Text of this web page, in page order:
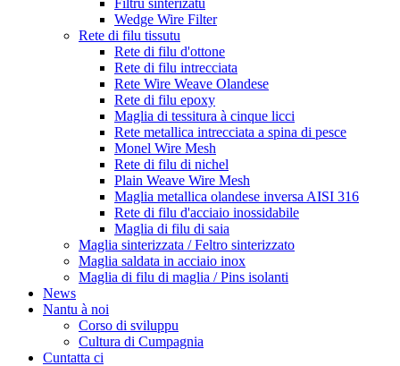
Filtru sinterizatu
Wedge Wire Filter
Rete di filu tissutu
Rete di filu d'ottone
Rete di filu intrecciata
Rete Wire Weave Olandese
Rete di filu epoxy
Maglia di tessitura à cinque licci
Rete metallica intrecciata a spina di pesce
Monel Wire Mesh
Rete di filu di nichel
Plain Weave Wire Mesh
Maglia metallica olandese inversa AISI 316
Rete di filu d'acciaio inossidabile
Maglia di filu di saia
Maglia sinterizzata / Feltro sinterizzato
Maglia saldata in acciaio inox
Maglia di filu di maglia / Pins isolanti
News
Nantu à noi
Corso di sviluppu
Cultura di Cumpagnia
Cuntatta ci